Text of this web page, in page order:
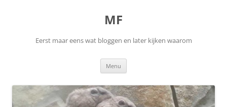
MF
Eerst maar eens wat bloggen en later kijken waarom
Menu